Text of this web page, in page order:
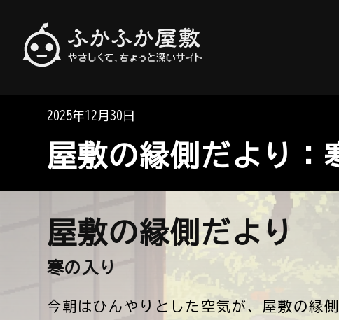
やさしくて、ちょっと深いサイト
2025年12月30日
屋敷の縁側だより：
屋敷の縁側だより
寒の入り
今朝はひんやりとした空気が、屋敷の縁